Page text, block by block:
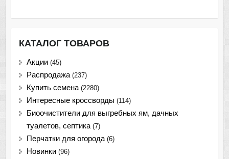
КАТАЛОГ ТОВАРОВ
Акции (45)
Распродажа (237)
Купить семена (2280)
Интересные кроссворды (114)
Биоочистители для выгребных ям, дачных
туалетов, септика (7)
Перчатки для огорода (6)
Новинки (96)